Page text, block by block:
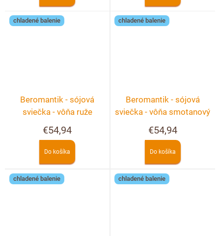
chladené balenie
Beromantik - sójová
sviečka - vôňa ruže
€54,94
Do košíka
chladené balenie
Beromantik - sójová
sviečka - vôňa smotanový
dezert
€54,94
Do košíka
chladené balenie chladené balenie